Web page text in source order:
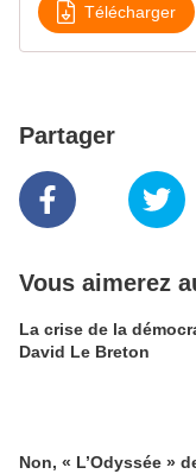
Télécharger
Partager
Vous aimerez
La crise de la
David Le Breton
Non, « L’Odyssée »